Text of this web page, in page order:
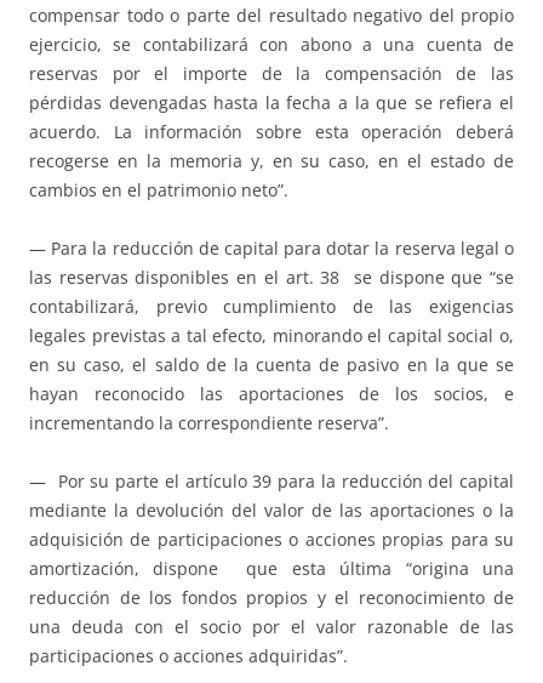
compensar todo o parte del resultado negativo del propio
ejercicio, se contabilizará con abono a una cuenta de
reservas por el importe de la compensación de las
pérdidas devengadas hasta la fecha a la que se refiera el
acuerdo. La información sobre esta operación deberá
recogerse en la memoria y, en su caso, en el estado de
cambios en el patrimonio neto”.
— Para la reducción de capital para dotar la reserva legal o
las reservas disponibles en el art. 38 se dispone que “se
contabilizará, previo cumplimiento de las exigencias
legales previstas a tal efecto, minorando el capital social o,
en su caso, el saldo de la cuenta de pasivo en la que se
hayan reconocido las aportaciones de los socios, e
incrementando la correspondiente reserva”.
— Por su parte el artículo 39 para la reducción del capital
mediante la devolución del valor de las aportaciones o la
adquisición de participaciones o acciones propias para su
amortización, dispone que esta última “origina una
reducción de los fondos propios y el reconocimiento de
una deuda con el socio por el valor razonable de las
participaciones o acciones adquiridas”.